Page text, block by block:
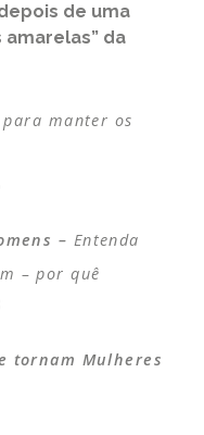
de uma
amarelas” da
manter os
– Entenda
– por quê
tornam Mulheres